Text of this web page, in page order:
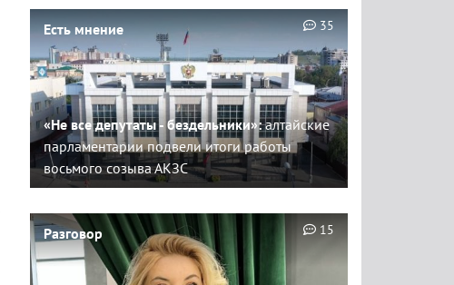
Есть мнение
«Не все депутаты - бездельники»:алтайские
парламентарии подвели итоги работы
восьмого созыва АКЗС
35
Разговор 15